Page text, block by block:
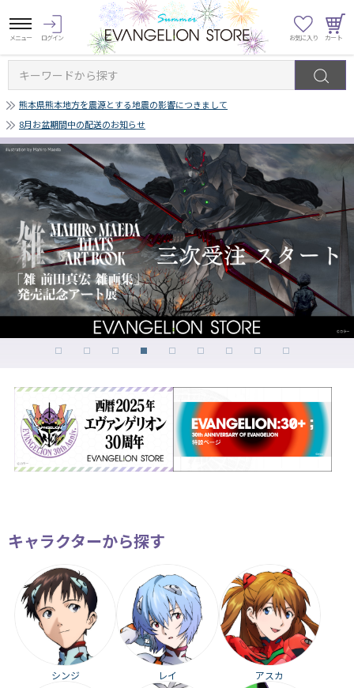
キーワードから探す
熊本県熊本地方を震源とする地震の影響につきまして
8月お盆期間中の配送のお知らせ
キャラクターから探す
シンジ レイ アスカ